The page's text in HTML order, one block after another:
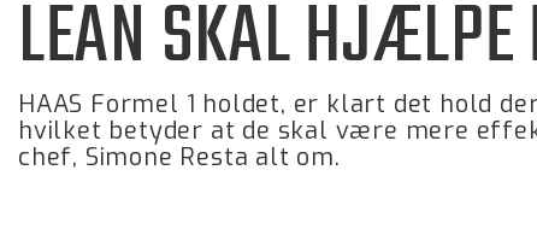
LEAN SKAL HJÆLPE
HAAS Formel 1 holdet, er klart det hold
hvilket betyder at de skal være mere
chef, Simone Resta alt om.